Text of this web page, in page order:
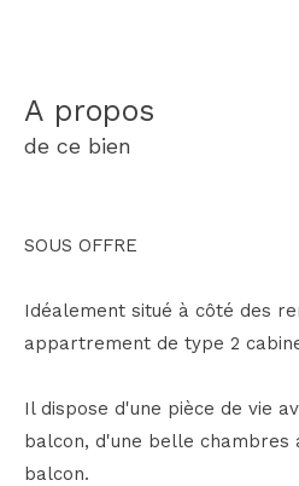
a propos
de ce bien
SOUS OFFRE
Idéalement situé à côté des
appartrement de type 2
Il dispose d'une pièce de vie
balcon, d'une belle chambres
balcon.